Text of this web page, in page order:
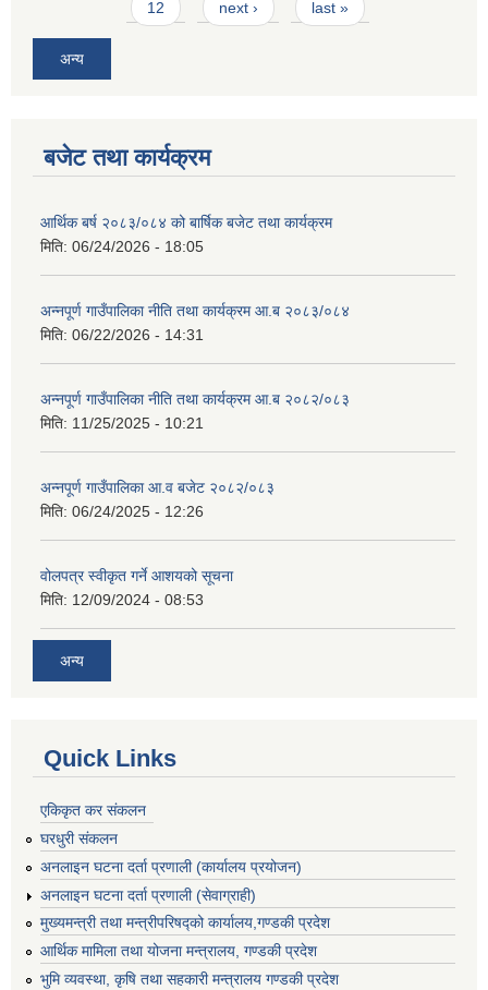
12 next › last »
अन्य
बजेट तथा कार्यक्रम
आर्थिक बर्ष २०८३/०८४ को बार्षिक बजेट तथा कार्यक्रम
मिति: 06/24/2026 - 18:05
अन्नपूर्ण गाउँपालिका नीति तथा कार्यक्रम आ.ब २०८३/०८४
मिति: 06/22/2026 - 14:31
अन्नपूर्ण गाउँपालिका नीति तथा कार्यक्रम आ.ब २०८२/०८३
मिति: 11/25/2025 - 10:21
अन्नपूर्ण गाउँपालिका आ.व बजेट २०८२/०८३
मिति: 06/24/2025 - 12:26
वोलपत्र स्वीकृत गर्ने आशयको सूचना
मिति: 12/09/2024 - 08:53
अन्य
Quick Links
एकिकृत कर संकलन
घरधुरी संकलन
अनलाइन घटना दर्ता प्रणाली (कार्यालय प्रयोजन)
अनलाइन घटना दर्ता प्रणाली (सेवाग्राही)
मुख्यमन्त्री तथा मन्त्रीपरिषद्को कार्यालय,गण्डकी प्रदेश
आर्थिक मामिला तथा योजना मन्त्रालय, गण्डकी प्रदेश
भुमि व्यवस्था, कृषि तथा सहकारी मन्त्रालय गण्डकी प्रदेश